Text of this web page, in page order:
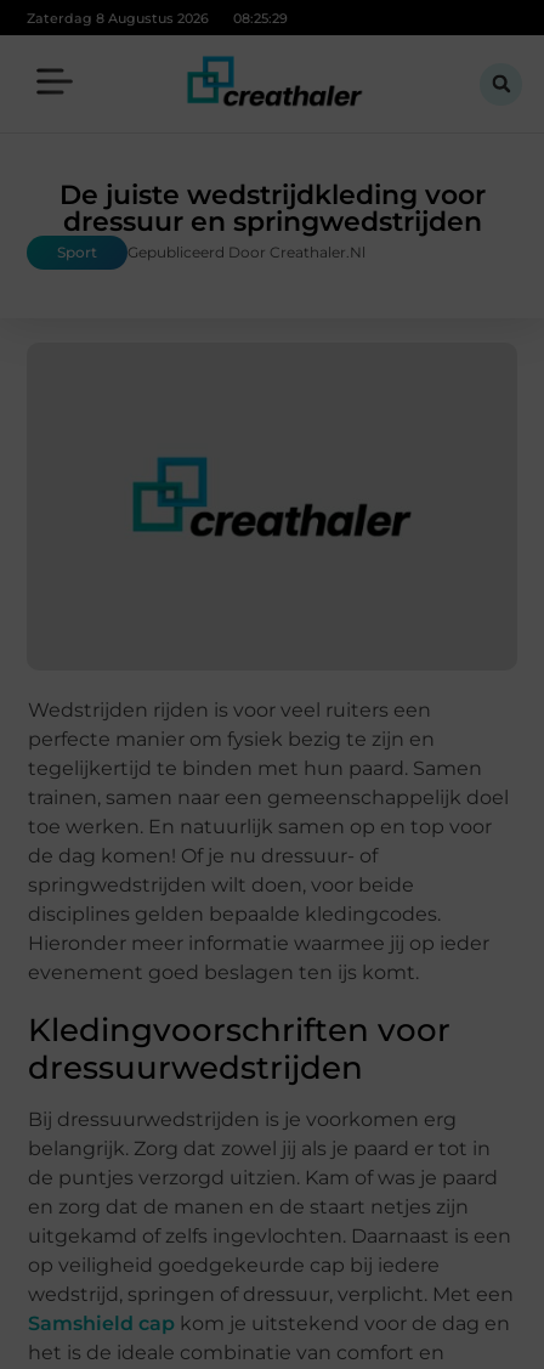
Zaterdag 8 Augustus 2026 08:25:30
De juiste wedstrijdkleding voor
dressuur en springwedstrijden
Sport Gepubliceerd Door Creathaler.nl
Wedstrijden rijden is voor veel ruiters een
perfecte manier om fysiek bezig te zijn en
tegelijkertijd te binden met hun paard. Samen
trainen, samen naar een gemeenschappelijk doel
toe werken. En natuurlijk samen op en top voor
de dag komen! Of je nu dressuur- of
springwedstrijden wilt doen, voor beide
disciplines gelden bepaalde kledingcodes.
Hieronder meer informatie waarmee jij op ieder
evenement goed beslagen ten ijs komt.
Kledingvoorschriften voor
dressuurwedstrijden
Bij dressuurwedstrijden is je voorkomen erg
belangrijk. Zorg dat zowel jij als je paard er tot in
de puntjes verzorgd uitzien. Kam of was je paard
en zorg dat de manen en de staart netjes zijn
uitgekamd of zelfs ingevlochten. Daarnaast is een
op veiligheid goedgekeurde cap bij iedere
wedstrijd, springen of dressuur, verplicht. Met een
Samshield cap kom je uitstekend voor de dag en
het is de ideale combinatie van comfort en